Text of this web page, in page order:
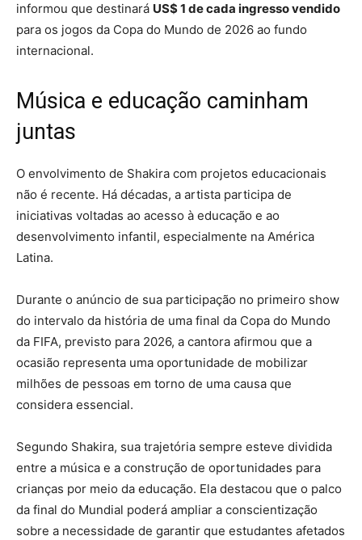
informou que destinará US$ 1 de cada ingresso vendido
para os jogos da Copa do Mundo de 2026 ao fundo
internacional.
Música e educação caminham
juntas
O envolvimento de Shakira com projetos educacionais
não é recente. Há décadas, a artista participa de
iniciativas voltadas ao acesso à educação e ao
desenvolvimento infantil, especialmente na América
Latina.
Durante o anúncio de sua participação no primeiro show
do intervalo da história de uma final da Copa do Mundo
da FIFA, previsto para 2026, a cantora afirmou que a
ocasião representa uma oportunidade de mobilizar
milhões de pessoas em torno de uma causa que
considera essencial.
Segundo Shakira, sua trajetória sempre esteve dividida
entre a música e a construção de oportunidades para
crianças por meio da educação. Ela destacou que o palco
da final do Mundial poderá ampliar a conscientização
sobre a necessidade de garantir que estudantes afetados